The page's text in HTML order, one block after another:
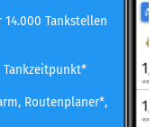
Tankstellen
Routenplaner*,